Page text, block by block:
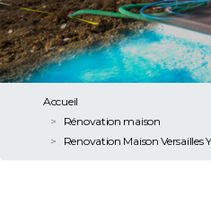
Accueil
Rénovation maison
Renovation Maison Versailles